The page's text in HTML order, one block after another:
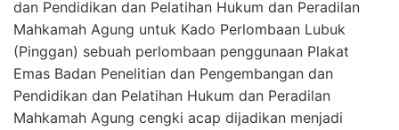
dan Pendidikan dan Pelatihan Hukum dan Peradilan
Mahkamah Agung untuk Kado Perlombaan Lubuk
(Pinggan) sebuah perlombaan penggunaan Plakat
Emas Badan Penelitian dan Pengembangan dan
Pendidikan dan Pelatihan Hukum dan Peradilan
Mahkamah Agung cengki acap dijadikan menjadi